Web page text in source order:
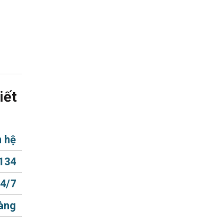
hệ
7